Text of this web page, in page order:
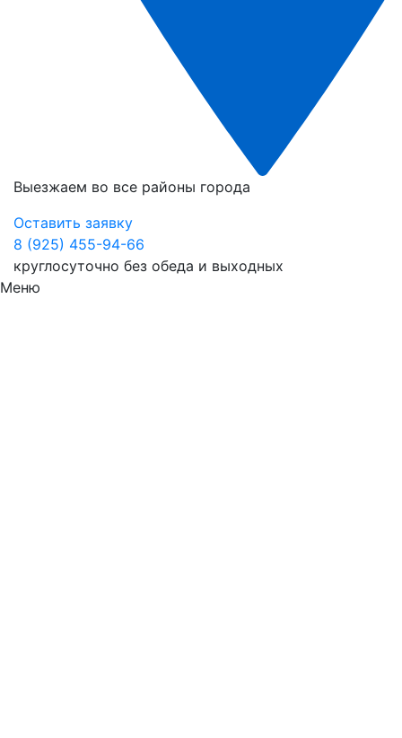
Выезжаем во все районы города
Оставить заявку
8 (925) 455-94-66
круглосуточно без обеда и выходных
Меню